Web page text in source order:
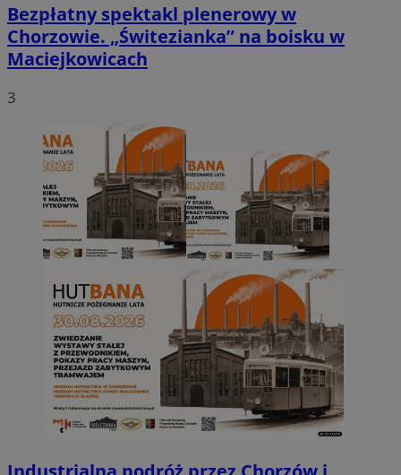
Bezpłatny spektakl plenerowy w
Chorzowie. „Świtezianka” na boisku w
Maciejkowicach
3